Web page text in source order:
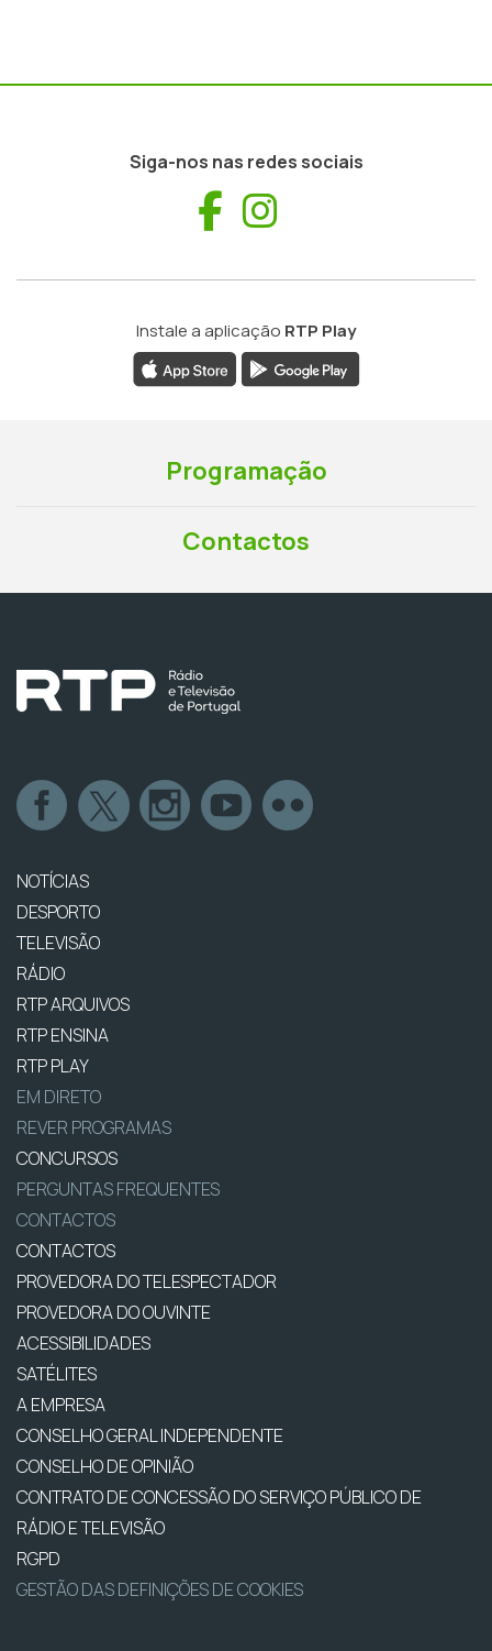
Siga-nos nas redes sociais
Facebook
Instale a aplicação RTP Play
Programação
Contactos
NOTÍCIAS
DESPORTO
TELEVISÃO
RÁDIO
RTP ARQUIVOS
RTP ENSINA
RTP PLAY
EM DIRETO
REVER PROGRAMAS
CONCURSOS
PERGUNTAS FREQUENTES
CONTACTOS
CONTACTOS
PROVEDORA DO TELESPECTADOR
PROVEDORA DO OUVINTE
ACESSIBILIDADES
SATÉLITES
A EMPRESA
CONSELHO GERAL INDEPENDENTE
CONSELHO DE OPINIÃO
CONTRATO DE CONCESSÃO DO SERVIÇO PÚBLICO DE
RÁDIO E TELEVISÃO
RGPD
GESTÃO DAS DEFINIÇÕES DE COOKIES